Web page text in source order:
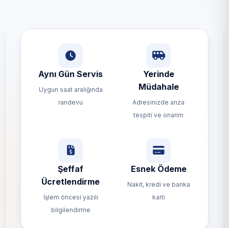
Aynı Gün Servis
Uygun saat aralığında
randevu
Yerinde
Müdahale
Adresinizde arıza
tespiti ve onarım
Şeffaf
Ücretlendirme
İşlem öncesi yazılı
bilgilendirme
Esnek Ödeme
Nakit, kredi ve banka
kartı